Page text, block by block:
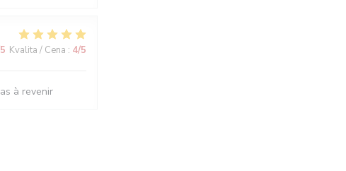
Kvalita / Cena : 4/5
à revenir